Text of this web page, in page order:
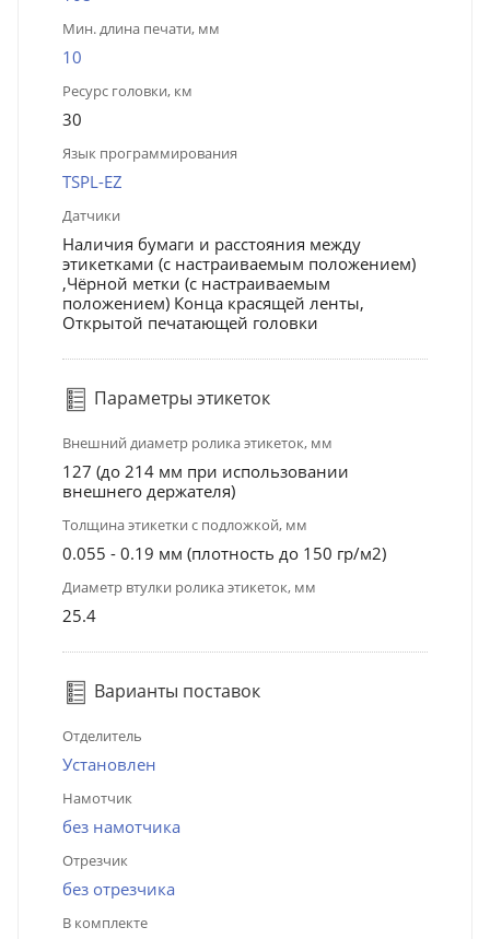
Мин. длина печати, мм
10
Ресурс головки, км
30
Язык программирования
TSPL-EZ
Датчики
Наличия бумаги и расстояния между
этикетками (с настраиваемым положением)
,Чёрной метки (с настраиваемым
положением) Конца красящей ленты,
Открытой печатающей головки
Параметры этикеток
Внешний диаметр ролика этикеток, мм
127 (до 214 мм при использовании
внешнего держателя)
Толщина этикетки с подложкой, мм
0.055 - 0.19 мм (плотность до 150 гр/м2)
Диаметр втулки ролика этикеток, мм
25.4
Варианты поставок
Отделитель
Установлен
Намотчик
без намотчика
Отрезчик
без отрезчика
В комплекте